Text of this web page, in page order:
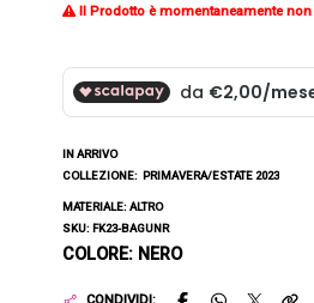
Il Prodotto è momentaneamente
IN ARRIVO
COLLEZIONE: PRIMAVERA/ESTATE 2023
MATERIALE: ALTRO
SKU: FK23-BAGUNR
COLORE: NERO